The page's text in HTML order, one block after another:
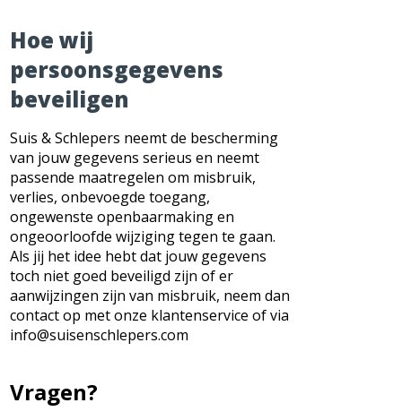
Hoe wij
persoonsgegevens
beveiligen
Suis & Schlepers neemt de bescherming
van jouw gegevens serieus en neemt
passende maatregelen om misbruik,
verlies, onbevoegde toegang,
ongewenste openbaarmaking en
ongeoorloofde wijziging tegen te gaan.
Als jij het idee hebt dat jouw gegevens
toch niet goed beveiligd zijn of er
aanwijzingen zijn van misbruik, neem dan
contact op met onze klantenservice of via
info@suisenschlepers.com
Vragen?